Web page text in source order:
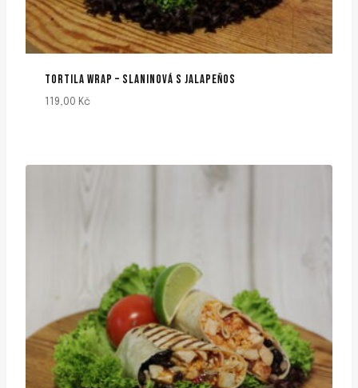
TORTILA WRAP – SLANINOVÁ S JALAPEŇOS
119,00 Kč